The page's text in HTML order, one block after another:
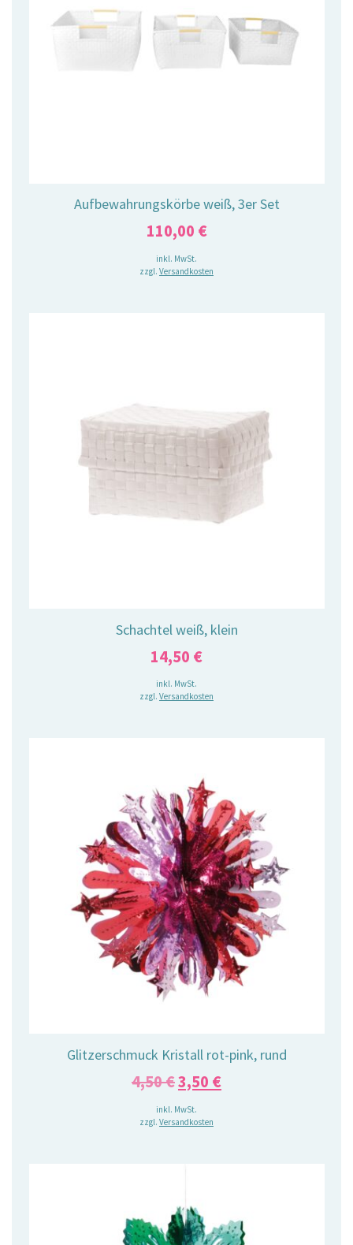
Aufbewahrungskörbe weiß, 3er Set
110,00 €
inkl. MwSt.
zzgl. Versandkosten
Schachtel weiß, klein
14,50 €
inkl. MwSt.
zzgl. Versandkosten
Glitzerschmuck Kristall rot-pink, rund
4,50€Ursprünglicher
Preis
war:
3,50 €Aktueller
inkl. MwSt.
zzgl. Versandkosten